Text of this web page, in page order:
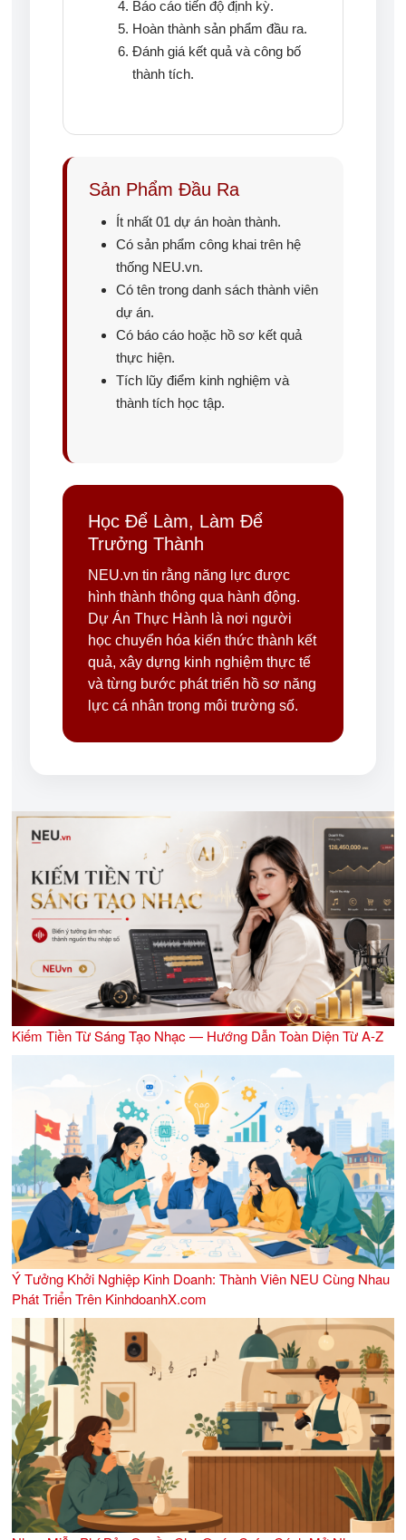
Báo cáo tiến độ định kỳ.
Hoàn thành sản phẩm đầu ra.
Đánh giá kết quả và công bố
thành tích.
Sản Phẩm Đầu Ra
Ít nhất 01 dự án hoàn thành.
Có sản phẩm công khai trên hệ
thống NEU.vn.
Có tên trong danh sách thành viên
dự án.
Có báo cáo hoặc hồ sơ kết quả
thực hiện.
Tích lũy điểm kinh nghiệm và
thành tích học tập.
Học Để Làm, Làm Để
Trưởng Thành
NEU.vn tin rằng năng lực được
hình thành thông qua hành động.
Dự Án Thực Hành là nơi người
học chuyển hóa kiến thức thành kết
quả, xây dựng kinh nghiệm thực tế
và từng bước phát triển hồ sơ năng
lực cá nhân trong môi trường số.
Kiếm Tiền Từ Sáng Tạo Nhạc — Hướng Dẫn Toàn Diện Từ A-Z
Ý Tưởng Khởi Nghiệp Kinh Doanh: Thành Viên NEU Cùng Nhau
Phát Triển Trên KinhdoanhX.com